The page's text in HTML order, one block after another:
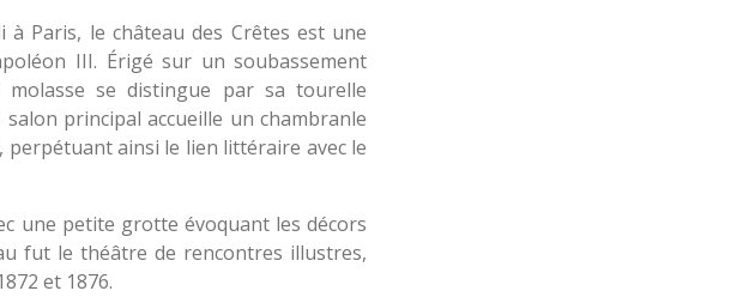
Paris, le château des Crêtes est une
III. Érigé sur un soubassement
se distingue par sa tourelle
principal accueille un chambranle
perpétuant ainsi le lien littéraire avec le
une petite grotte évoquant les décors
fut le théâtre de rencontres illustres,
et 1876.